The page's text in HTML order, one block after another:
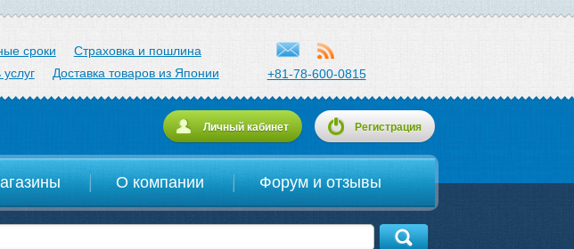
сроки
Страховка и пошлина
Доставка товаров из Японии +81-78-600-0815
Личный кабинет Регистрация
О компании Форум и отзывы